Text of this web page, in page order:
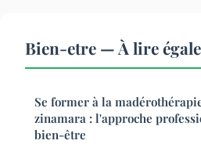
Bien-etre — À lire
Se former à la
zinamara : l'approche
bien-être